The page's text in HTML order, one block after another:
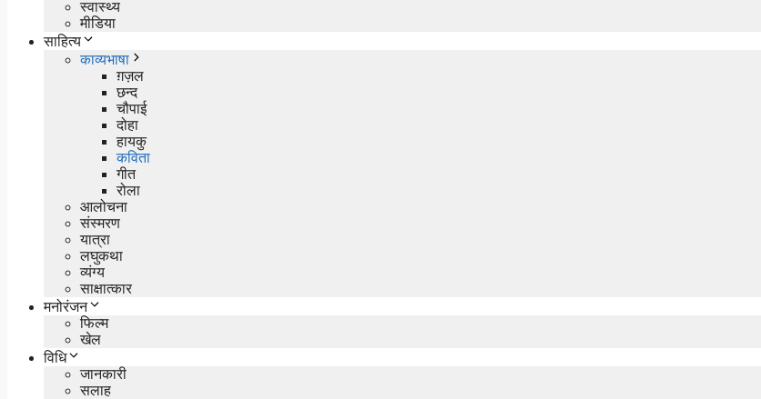
स्वास्थ्य
मीडिया
साहित्य
काव्यभाषा
ग़ज़ल
छन्द
चौपाई
दोहा
हायकु
कविता
गीत
रोला
आलोचना
संस्मरण
यात्रा
लघुकथा
व्यंग्य
साक्षात्कार
मनोरंजन
फिल्म
खेल
विधि
जानकारी
सलाह